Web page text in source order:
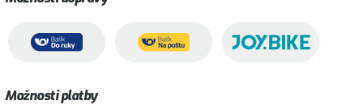
Možnosti platby